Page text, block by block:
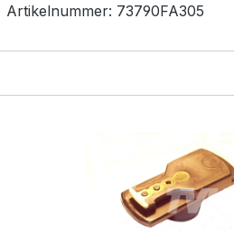
Artikelnummer: 73790FA305